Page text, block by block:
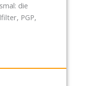
die
PGP,